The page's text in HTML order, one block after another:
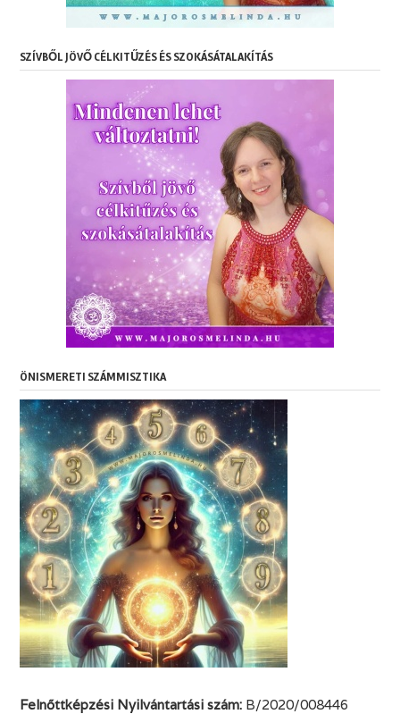
SZÍVBŐL JÖVŐ CÉLKITŰZÉS ÉS SZOKÁSÁTALAKÍTÁS
ÖNISMERETI SZÁMMISZTIKA
Felnőttképzési Nyilvántartási szám: B/2020/008446